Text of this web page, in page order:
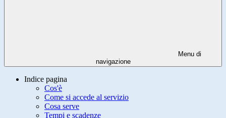
Menu di
navigazione
Indice pagina
Cos'è
Come si accede al servizio
Cosa serve
Tempi e scadenze